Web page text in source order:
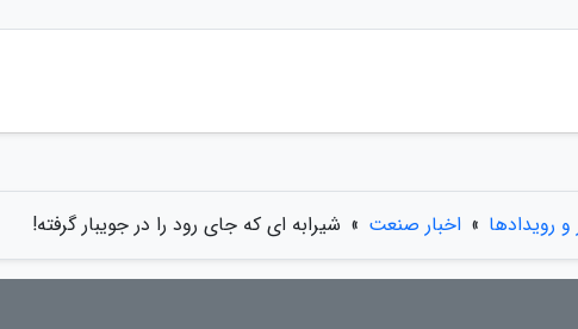
و رویدادها » اخبار صنعت » شیرابه ای که جای رود را در جویبار گرفته!